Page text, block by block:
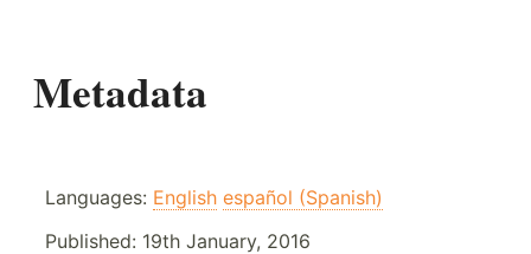
Metadata
Languages: English español (Spanish)
Published: 19th January, 2016